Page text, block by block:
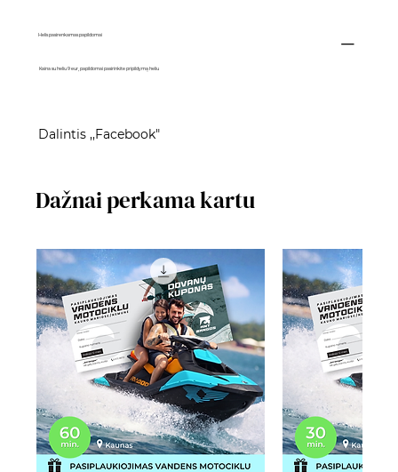
Helis pasirenkamas papildomai
Kaina su heliu 9 eur, papildomai pasirinkite pripildymą heliu
Dalintis ,,Facebook"
Dažnai perkama kartu